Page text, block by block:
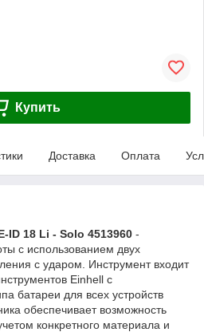
Купить
Доставка Оплата
ID 18 Li - Solo 4513960 -
с использованием двух
с ударом. Инструмент входит
Einhell с
батареи для всех устройств
обеспечивает возможность
конкретного материала и